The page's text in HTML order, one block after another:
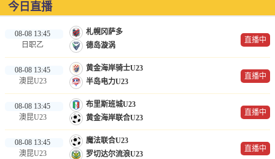
今日直播
08-08 13:45
日职乙
札幌冈萨多
德岛漩涡
直播中
08-08 13:45
澳昆U23
黄金海岸骑士U23
半岛电力U23
直播中
08-08 13:45
澳昆U23
布里斯班城U23
黄金海岸联合U23
直播中
08-08 13:45
澳昆U23
魔法联合U23
罗切达尔流浪U23
直播中